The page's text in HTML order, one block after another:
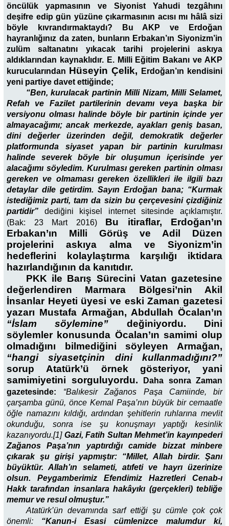
öncülük yapmasının ve Siyonist Yahudi tezgâhını
deşifre edip gün yüzüne çıkarmasının acısı mı hâlâ sizi
böyle kıvrandırmaktaydı? Bu AKP ve Erdoğan
hayranlığınız da zaten, bunların Erbakan’ın Siyonizm’in
zulüm saltanatını yıkacak tarihi projelerini askıya
aldıklarından kaynaklıdır. E. Milli Eğitim Bakanı ve AKP
kurucularından Hüseyin Çelik,
Erdoğan’ın kendisini
yeni partiye davet ettiğinde;
“Ben, kurulacak partinin Milli Nizam, Milli Selamet,
Refah ve Fazilet partilerinin devamı veya başka bir
versiyonu olması halinde böyle bir partinin içinde yer
almayacağımı; ancak merkezde, ayakları geniş basan,
dini değerler üzerinden değil, demokratik değerler
platformunda siyaset yapan bir partinin kurulması
halinde severek böyle bir oluşumun içerisinde yer
alacağımı söyledim. Kurulması gereken partinin olması
gereken ve olmaması gereken özellikleri ile ilgili bazı
detaylar dile getirdim. Sayın Erdoğan bana; “Kurmak
istediğimiz parti, tam da sizin bu çerçevesini çizdiğiniz
partidir” dediğini kişisel internet sitesinde açıklamıştır.
(Bak: 23 Mart 2016) Bu itiraflar, Erdoğan’ın
Erbakan’ın Milli Görüş ve Adil Düzen
projelerini askıya alma ve Siyonizm’in
hedeflerini kolaylaştırma karşılığı iktidara
hazırlandığının da kanıtıdır.
PKK ile Barış Sürecini Vatan gazetesine
değerlendiren Marmara Bölgesi’nin Akil
İnsanlar Heyeti üyesi ve eski Zaman gazetesi
yazarı Mustafa Armağan, Abdullah Öcalan’ın
“İslam söylemine” değiniyordu. Dini
söylemler konusunda Öcalan’ın samimi olup
olmadığını bilmediğini söyleyen Armağan,
“hangi siyasetçinin dini kullanmadığını?”
sorup Atatürk’ü örnek gösteriyor, yani
samimiyetini sorguluyordu.
Daha sonra Zaman
gazetesinde:
“Balıkesir Zağanos Paşa Camiinde, bir
çarşamba günü, önce Kemal Paşa’nın büyük bir cemaatle
öğle namazını kıldığı, ardından şehitlerin ruhlarına mevlit
okunduğu, sonra ise şu konuşmayı yaptığı kesinlik
kazanıyordu.[1] Gazi, Fatih Sultan Mehmet’in kayınpederi
Zağanos Paşa’nın yaptırdığı camide bizzat minbere
çıkarak şu girişi yapmıştır: “Millet, Allah birdir. Şanı
büyüktür. Allah’ın selameti, atıfeti ve hayrı üzerinize
olsun. Peygamberimiz Efendimiz Hazretleri Cenab-ı
Hakk tarafından insanlara hakâyıkı (gerçekleri) tebliğe
memur ve resul olmuştur.”
Atatürk’ün devamında sarf ettiği şu cümle çok çok
önemli: “Kanun-i Esasi cümlenizce malumdur ki,